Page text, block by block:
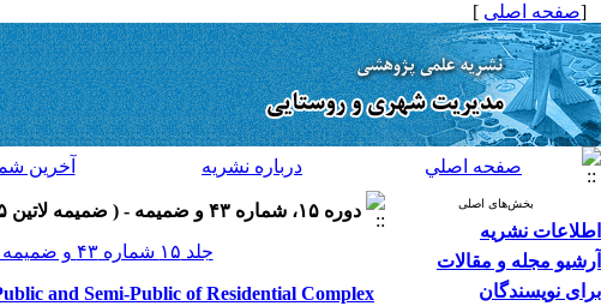
[صفحه اصلی ]
صفحه اصلي درباره نشريه آخرين
بخش‌های اصلی
اطلاعات نشریه
آرشیو مجله و مقالات
برای نویسندگان
دوره ۱۵، شماره ۴۳ و ضميمه - ( ضميمه لاتين ۱۳۹۵ )
جلد ۱۵ شماره ۴۳ و ضميمه صفحات ۲۰۶-۱۹۵
and Semi-Public of Residential Complex